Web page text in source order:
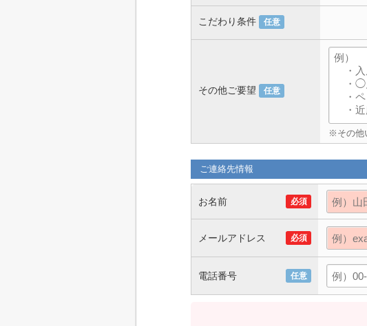
こだわり条件 任意
その他ご要望 任意
※その他
ご連絡先情報
お名前 必須
メールアドレス 必須
電話番号 任意